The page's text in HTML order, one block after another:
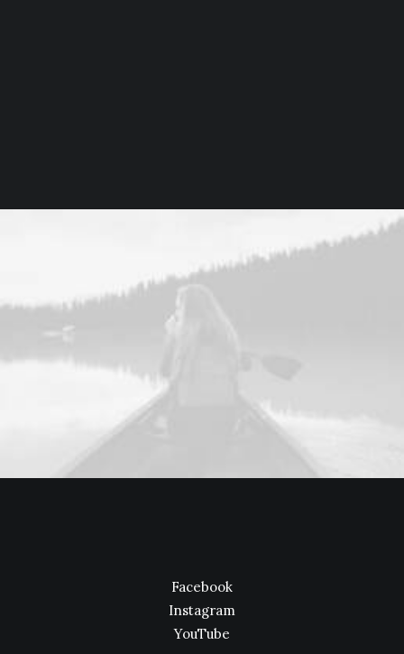
Facebook
Instagram
YouTube